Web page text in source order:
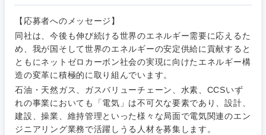
【応募者へのメッセージ】
同社は、今後も伸び続ける世界のエネルギー需要に応えるた
め、我が国そして世界のエネルギーの安定供給に貢献すると
ともにネットゼロカーボン社会の実現に向けたエネルギー構
造の変革に積極的に取り組んでいます。
石油・天然ガス、ガスバリューチェーン、水素、CCSいず
れの事業においても「電気」は不可欠な要素であり、設計、
建設、操業、維持管理といった様々な局面で電気関連のエン
ジニアリング業務で活躍しうる人材を募集します。
ご希望の職種を選択してください
ご希望の職種を選択してください
ご希望の業界を選択してください
ご希望の勤務地を選択してください
ご希望条件を入力ください